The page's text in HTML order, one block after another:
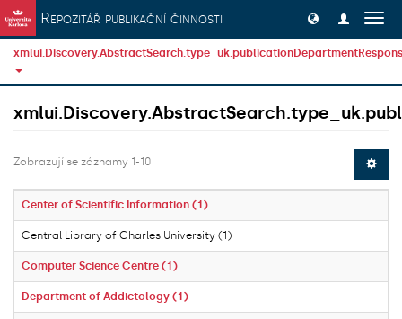
Přeskočit na obsah
Repozitář publikační činnosti
Zobrazují se záznamy 1-10
Center of Scientific Information (1)
Central Library of Charles University (1)
Computer Science Centre (1)
Department of Addictology (1)